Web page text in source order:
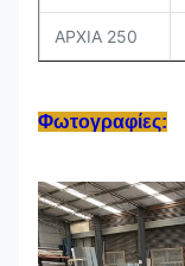
ΑΡΧΙΑ 250
Φωτογραφίες: